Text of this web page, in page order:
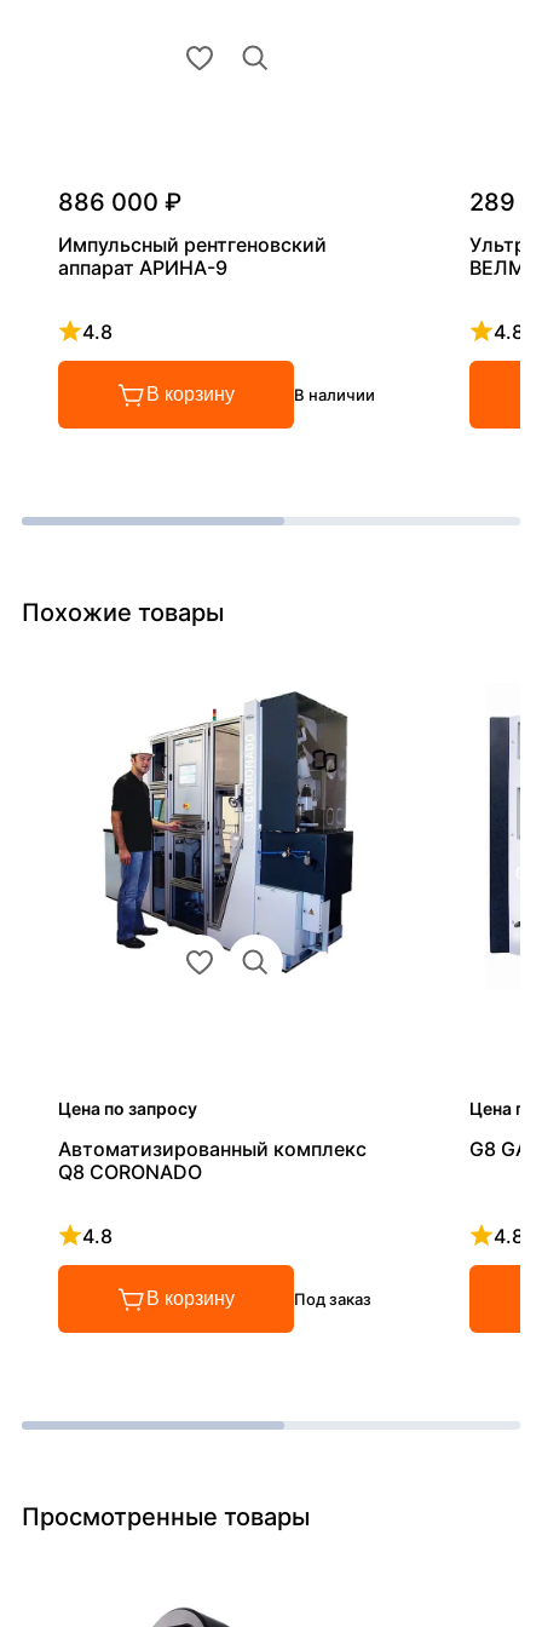
886 000 ₽
Импульсный рентгеновский
аппарат АРИНА-9
4.8
Рейтинг 4.8 из 5
В корзину В наличии
289
4.8
Похожие товары
Цена по запросу
Автоматизированный комплекс
Q8 CORONADO
4.8
Рейтинг 4.8 из 5
В корзину Под заказ
Цена по
G8
4.8
Просмотренные товары